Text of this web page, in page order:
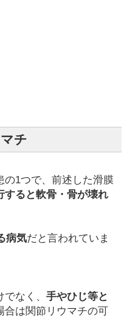
チ
の1つで、前述した滑膜
すると軟骨・骨が壊れ
病気だと言われていま
でなく、手やひじ等と
合は関節リウマチの可